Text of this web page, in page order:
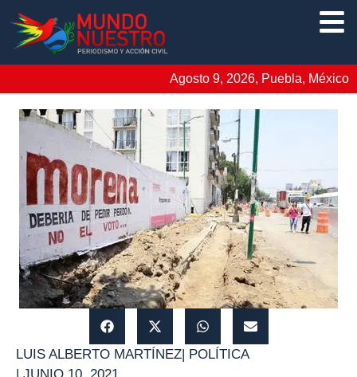
Agosto 9, 2026, Puebla, México
LUIS ALBERTO MARTÍNEZ| POLÍTICA